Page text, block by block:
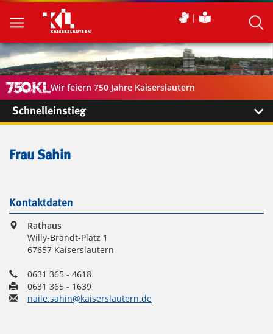
Wir feiern 750 Jahre Kaiserslautern
Schnelleinstieg
Frau Sahin
Kontaktdaten
Rathaus
Willy-Brandt-Platz 1
67657 Kaiserslautern
0631 365 - 4618
0631 365 - 1639
naile.sahin@kaiserslautern.de